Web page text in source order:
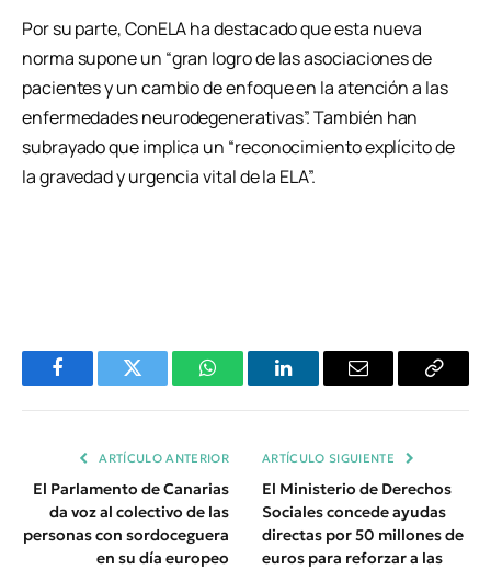
Por su parte, ConELA ha destacado que esta nueva
norma supone un “gran logro de las asociaciones de
pacientes y un cambio de enfoque en la atención a las
enfermedades neurodegenerativas”. También han
subrayado que implica un “reconocimiento explícito de
la gravedad y urgencia vital de la ELA”.
FacebookTwitter WhatsAppLinkedInEmail
Copiar
ARTÍCULO ANTERIOR
El Parlamento de Canarias
da voz al colectivo de las
personas con sordoceguera
en su día europeo
ARTÍCULO SIGUIENTE
El Ministerio de Derechos
Sociales concede ayudas
directas por 50 millones de
euros para reforzar a las